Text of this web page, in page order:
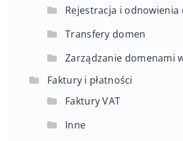
Rejestracja i odnowienia
Transfery domen
Zarządzanie domenami
Faktury i płatności
Faktury VAT
Inne